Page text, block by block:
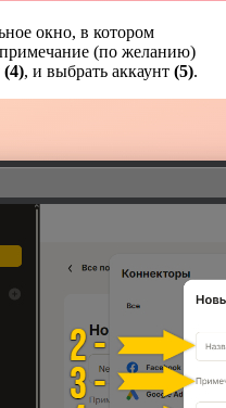
окно, в котором
(по желанию)
(4), и выбрать аккаунт (5).